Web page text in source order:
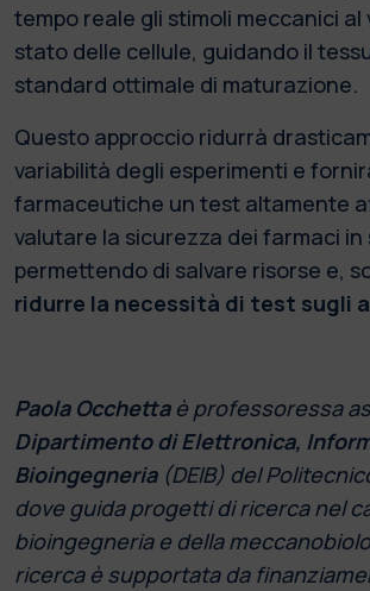
tempo reale gli stimoli meccanici al
stato delle cellule, guidando il
standard ottimale di maturazione.
Questo approccio ridurrà
variabilità degli esperimenti e
farmaceutiche un test altamente
valutare la sicurezza dei farmaci in
permettendo di salvare risorse e,
ridurre la necessità di test sugli
Paola Occhettaè professoressa
Dipartimento di Elettronica,
Bioingegneria (DEIB) del
dove guida progetti di ricerca nel
bioingegneria e della
ricerca è supportata da